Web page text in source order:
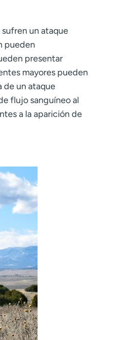
un ataque
pueden
presentar
mayores pueden
de un ataque
flujo sanguíneo al
a la aparición de